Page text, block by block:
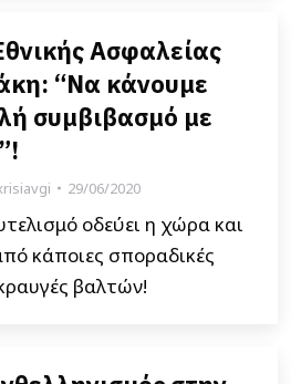
Ασφαλείας
“Να κάνουμε
συμβιβασμό με
29/06/2020
οδεύει η χώρα και
κάποιες σποραδικές
βαλτών!